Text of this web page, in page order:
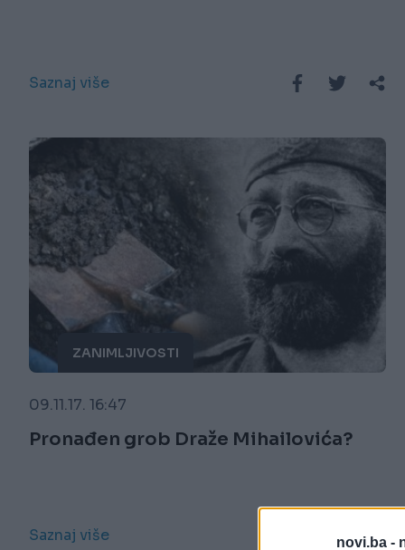
novi.ba -
Saznaj više
ZANIMLJIVOSTI
09.11.17. 16:47
Pronađen grob Draže Mihailovića?
Saznaj više